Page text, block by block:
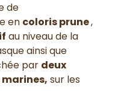
de
en colorisprune,
au niveau de la
ainsi que
par deux
sur les